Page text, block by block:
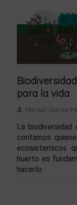
para la vida
Marisol García
La
contamos
ecosistemicos
huerto es
hacerlo.